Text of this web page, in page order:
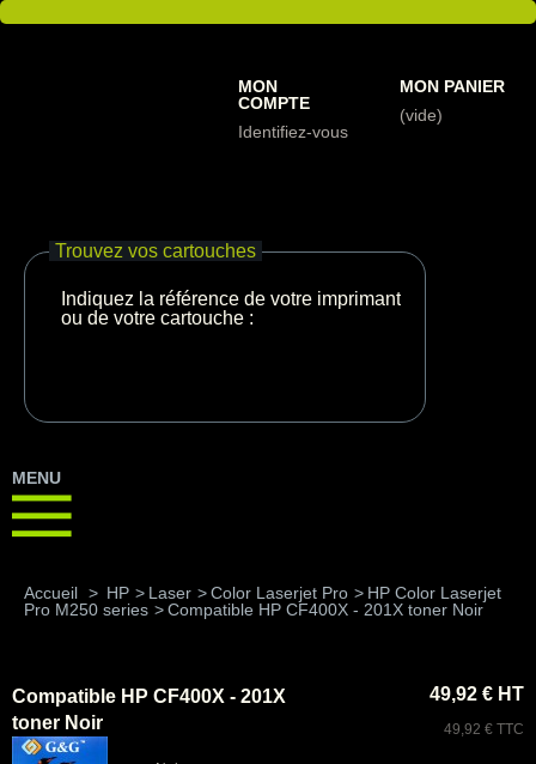
MON
COMPTE
Identifiez-vous
MON PANIER
(vide)
Trouvez vos cartouches
Indiquez la référence de votre imprimante
ou de votre cartouche :
MENU
Accueil > HP > Laser >Color Laserjet Pro > HP Color Laserjet
Pro M250 series >Compatible HP CF400X - 201X toner Noir
Compatible HP CF400X - 201X
toner Noir
49,92 € HT
49,92 € TTC